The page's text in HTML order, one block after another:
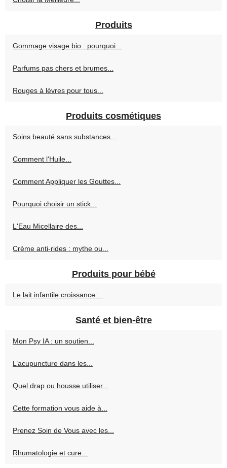
Produits
Gommage visage bio : pourquoi...
Parfums pas chers et brumes...
Rouges à lèvres pour tous...
Produits cosmétiques
Soins beauté sans substances...
Comment l'Huile...
Comment Appliquer les Gouttes...
Pourquoi choisir un stick...
L'Eau Micellaire des...
Crème anti-rides : mythe ou...
Produits pour bébé
Le lait infantile croissance:...
Santé et bien-être
Mon Psy IA : un soutien...
L’acupuncture dans les...
Quel drap ou housse utiliser...
Cette formation vous aide à...
Prenez Soin de Vous avec les...
Rhumatologie et cure...